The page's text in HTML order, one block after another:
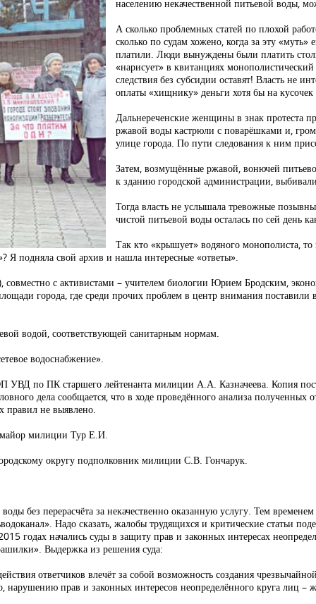
населению некачественной питьевой воды,
А сколько проблемных статей по плохой
сколько по судам хожено, когда за эту
платили. Люди вынуждены были платить
«нарисует» в квитанциях
следствия без субсидии оставят! Власть не
оплаты «хищнику» деньги хотя бы на кусочек
Дальнереченские женщины в знак протеста
ржавой воды кастрюли с поварёшками и,
улице города. По пути следования к ним
Затем, возмущённые ржавой, вонючей
к зданию городской администрации,
Тогда власть не услышала тревожные
чистой питьевой воды осталась по сей день
Так кто «крышует» водяного монополиста,
Я подняла свой архив и нашла интересные «ответы».
с активистами – учителем биологии Юрием Бродским,
города, где среди прочих проблем в центр внимания поставили
водой, соответствующей санитарным нормам.
водоснабжение».
по ПК старшего лейтенанта милиции А.А. Казначеева. Копия
дела сообщается, что в ходе проведённого анализа полученных
правил не выявлено.
милиции Тур Е.И.
округу подполковник милиции С.В. Гончарук.
без перерасчёта за некачественно оказанную услугу. Тем
Надо сказать, жалобы трудящихся и критические статьи
годах начались суды в защиту прав и законных интересах
Выдержка из решения суда:
ответчиков влечёт за собой возможность создания
прав и законных интересов неопределённого круга лиц –